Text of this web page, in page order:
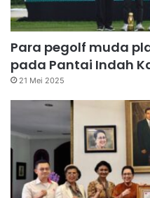
Para pegolf muda
pada Pantai Indah
21 Mei 2025